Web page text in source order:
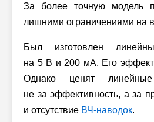
За более точную модель
лишними ограничениями на
Был изготовлен
на 5 В и 200 мА. Его
Однако ценят
не за эффективность, а за
и отсутствие ВЧ-наводок.